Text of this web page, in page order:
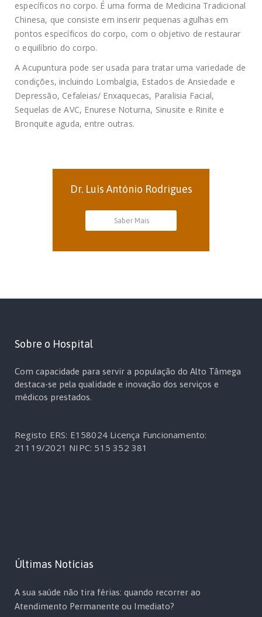
específicos no corpo. É uma forma de Medicina Tradicional
Chinesa, que consiste em inserir pequenas agulhas em
pontos específicos do corpo, com o objetivo de restaurar
o equilíbrio do corpo.
A Acupuntura pode ser usada para tratar uma variedade de
condições, incluindo Lombalgia, Estados de Ansiedade e
Depressão, Cefaleias/ Enxaquecas, Paralisia Facial,
Sequelas de AVC, Enurese Noturna, Sinusite e Rinite e
Bronquite aguda, entre outras.
Dr. Luís António Rodrigues
Saber Mais
Sobre o Hospital
Com capacidade para servir a população do Alto Tâmega
destaca-se pela qualidade e inovação dos serviços e
médicos prestados.
Registo ERS: E158024 Licença Funcionamento:
21119/2021 NIPC: 515 352 381
Últimas Notícias
A sua saúde não tira férias: quando recorrer ao
Atendimento Permanente ou Imediato?